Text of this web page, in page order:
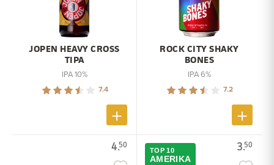
JOPEN HEAVY CROSS
TIPA
IPA 10%
7.4
ROCK CITY SHAKY
BONES
IPA 6%
7.2
4.50 3.50
TOP 10
AMERIKA